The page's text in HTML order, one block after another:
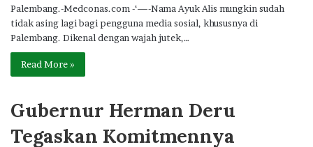
Palembang.-Medconas.com -‘—-Nama Ayuk Alis mungkin sudah
tidak asing lagi bagi pengguna media sosial, khususnya di
Palembang. Dikenal dengan wajah jutek,…
Read More »
Gubernur Herman Deru
Tegaskan Komitmennya